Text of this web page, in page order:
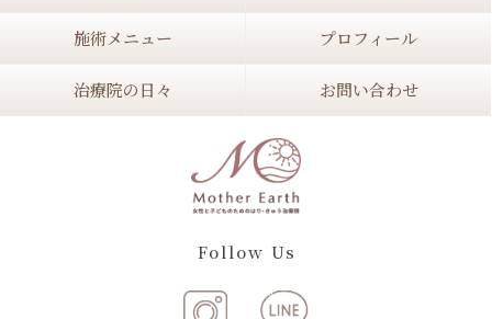
施術メニュー プロフィール
治療院の日々 お問い合わせ
Follow Us